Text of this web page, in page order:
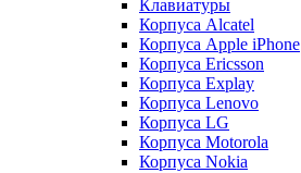
Клавиатуры
Корпуса Alcatel
Корпуса Apple iPhone
Корпуса Ericsson
Корпуса Explay
Корпуса Lenovo
Корпуса LG
Корпуса Motorola
Корпуса Nokia